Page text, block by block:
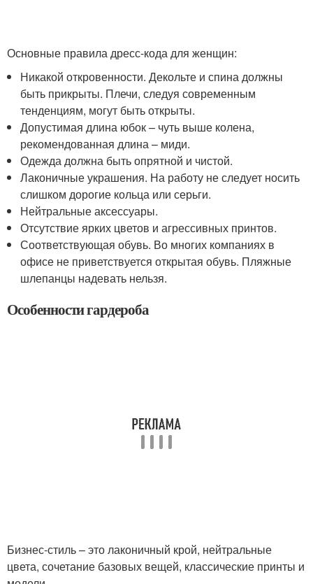
Основные правила дресс-кода для женщин:
Никакой откровенности. Декольте и спина должны
быть прикрыты. Плечи, следуя современным
тенденциям, могут быть открыты.
Допустимая длина юбок – чуть выше колена,
рекомендованная длина – миди.
Одежда должна быть опрятной и чистой.
Лаконичные украшения. На работу не следует носить
слишком дорогие кольца или серьги.
Нейтральные аксессуары.
Отсутствие ярких цветов и агрессивных принтов.
Соответствующая обувь. Во многих компаниях в
офисе не приветствуется открытая обувь. Пляжные
шлепанцы надевать нельзя.
Особенности гардероба
Бизнес-стиль – это лаконичный крой, нейтральные
цвета, сочетание базовых вещей, классические принты и